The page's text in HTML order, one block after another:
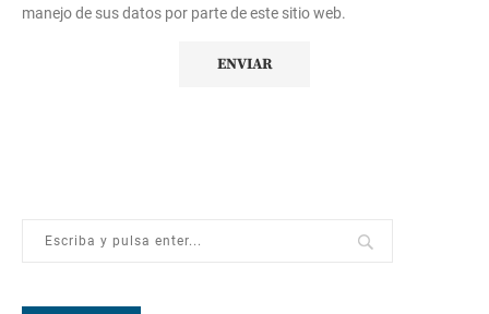
manejo de sus datos por parte de este sitio web.